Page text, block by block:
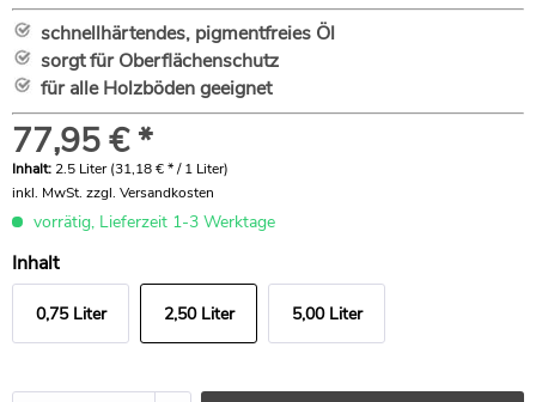
schnellhärtendes, pigmentfreies Öl
sorgt für Oberflächenschutz
für alle Holzböden geeignet
77,95 € *
Inhalt: 2.5 Liter (31,18 € * / 1 Liter)
inkl. MwSt. zzgl. Versandkosten
vorrätig, Lieferzeit 1-3 Werktage
Inhalt
0,75 Liter 2,50 Liter 5,00 Liter